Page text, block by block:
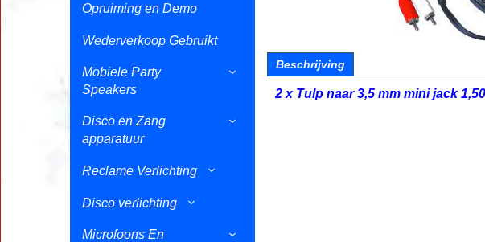
Opruiming en Demo
Wederverkoop Gebruikt
Mobiele Party
Speakers
Disco en Zang
apparatuur
Reclame Verlichting
Disco verlichting
Microfoons En
Beschrijving
2 x Tulp naar 3,5 mm mini jack